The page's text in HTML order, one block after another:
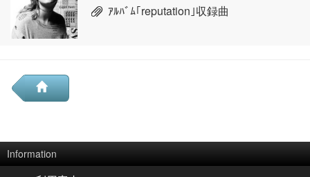
ｱﾙﾊﾞﾑ｢reputation｣収録曲
Information